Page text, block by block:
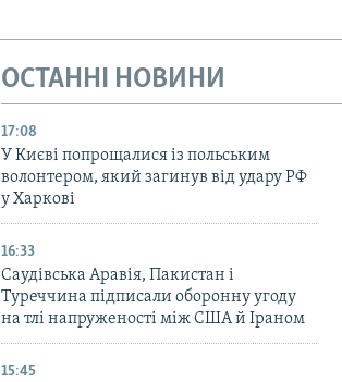
ОСТАННІ НОВИНИ
17:08
У Києві попрощалися із польським
волонтером, який загинув від удару РФ
у Харкові
16:33
Саудівська Аравія, Пакистан і
Туреччина підписали оборонну угоду
на тлі напруженості між США й Іраном
15:45